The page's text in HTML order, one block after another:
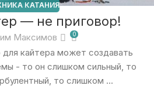
КАТАНИЯ
— не приговор!
Максимов 0
для кайтера может создавать
- то он слишком сильный, то
то слишком ...